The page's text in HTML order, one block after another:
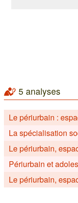
5 analyses
Le périurbain :
La spécialisation
Le périurbain,
Périurbain et
Le périurbain,